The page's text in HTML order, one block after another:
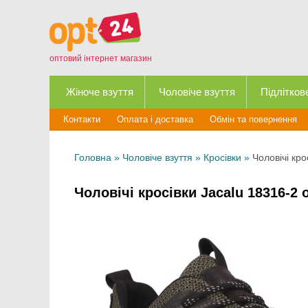
оптовий інтернет магазин
Жіноче взуття Чоловіче взуття
Контакти Оплата і доставка Обмін та повернення
Головна » Чоловіче взуття » Кросівки » Чоловічі
Чоловічі кросівки Jacalu 18316-2